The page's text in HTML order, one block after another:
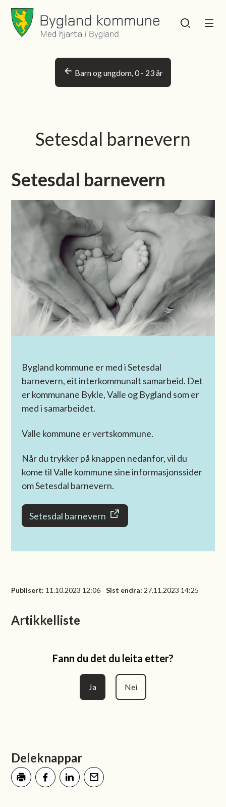
Bygland kommune
Barn og ungdom, 0 - 23 år
Setesdal barnevern
Setesdal barnevern
Bygland kommune er med i Setesdal
barnevern, eit interkommunalt samarbeid. Det
er kommunane Bykle, Valle og Bygland som er
med i samarbeidet.
Valle kommune er vertskommune.
Når du trykker på knappen nedanfor, vil du
kome til Valle kommune sine informasjonssider
om Setesdal barnevern.
Setesdal barnevern
Publisert 11.10.2023 12:06 Sist endra 27.11.2023 14:25
Artikkelliste
Fann du det du leita etter?
Ja Nei
Deleknappar